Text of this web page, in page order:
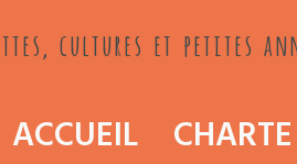
cultures et petites
ACCUEIL